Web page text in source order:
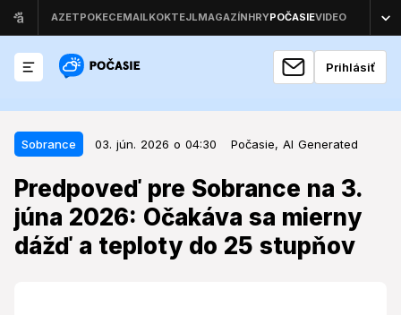
Prihlásiť
Sobrance 03. jún. 2026 o 04:30 Počasie, AI Generated
Predpoveď pre Sobrance na 3.
júna 2026: Očakáva sa mierny
dážď a teploty do 25 stupňov
Sobrance 03. jún. 2026 o 04:30
Predpoveď pre Sobrance na 3.
júna 2026: Očakáva sa mierny
dážď a teploty do 25 stupňov